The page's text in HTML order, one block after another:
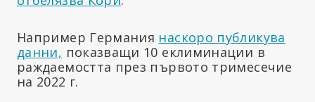
Например Германия наскоро публикува
данни, показващи 10 еклиминации в
раждаемостта през първото тримесечие
на 2022 г.